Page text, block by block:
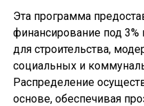
Эта программа
финансирование под 3%
для строительства,
социальных и
Распределение
основе, обеспечивая